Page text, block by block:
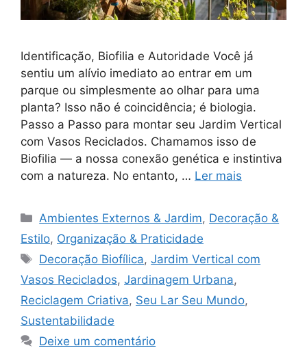
Identificação, Biofilia e Autoridade Você já
sentiu um alívio imediato ao entrar em um
parque ou simplesmente ao olhar para uma
planta? Isso não é coincidência; é biologia.
Passo a Passo para montar seu Jardim Vertical
com Vasos Reciclados. Chamamos isso de
Biofilia — a nossa conexão genética e instintiva
com a natureza. No entanto, … Ler mais
Categorias
Ambientes Externos & Jardim, Decoração &
Estilo, Organização & Praticidade
Tags
Decoração Biofílica,Jardim Vertical com
Vasos Reciclados, Jardinagem Urbana,
Reciclagem Criativa, Seu Lar Seu Mundo,
Sustentabilidade
Deixe um comentário